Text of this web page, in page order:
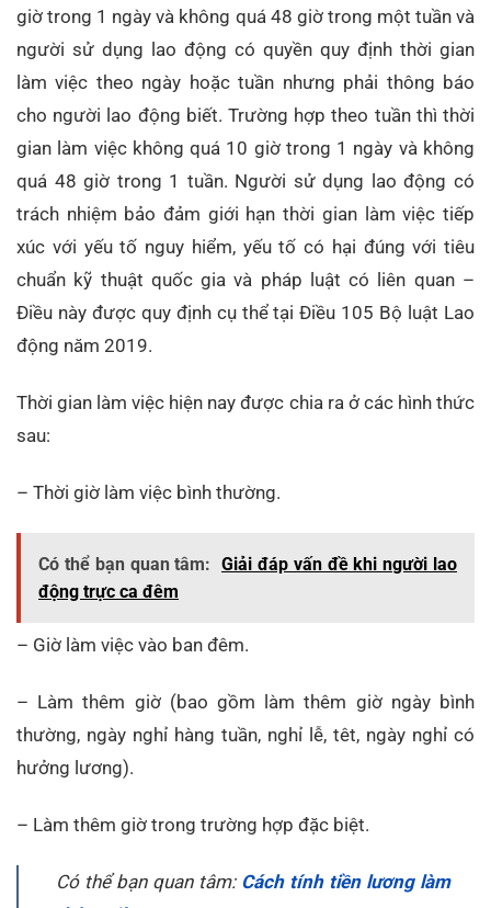
giờ trong 1 ngày và không quá 48 giờ trong một tuần và
người sử dụng lao động có quyền quy định thời gian
làm việc theo ngày hoặc tuần nhưng phải thông báo
cho người lao động biết. Trường hợp theo tuần thì thời
gian làm việc không quá 10 giờ trong 1 ngày và không
quá 48 giờ trong 1 tuần. Người sử dụng lao động có
trách nhiệm bảo đảm giới hạn thời gian làm việc tiếp
xúc với yếu tố nguy hiểm, yếu tố có hại đúng với tiêu
chuẩn kỹ thuật quốc gia và pháp luật có liên quan –
Điều này được quy định cụ thể tại Điều 105 Bộ luật Lao
động năm 2019.
Thời gian làm việc hiện nay được chia ra ở các hình thức
sau:
– Thời giờ làm việc bình thường.
Có thể bạn quan tâm: Giải đáp vấn đề khi người lao
động trực ca đêm
– Giờ làm việc vào ban đêm.
– Làm thêm giờ (bao gồm làm thêm giờ ngày bình
thường, ngày nghỉ hàng tuần, nghỉ lễ, têt, ngày nghỉ có
hưởng lương).
– Làm thêm giờ trong trường hợp đặc biệt.
Có thể bạn quan tâm: Cách tính tiền lương làm